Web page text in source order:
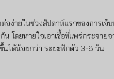
ง่ายในช่วงสัปดาห์แรกของการเจ็
ดยหายใจเอาเชื้อที่แพร่กระจาย
นได้น้อยกว่า ระยะฟักตัว 3-6 วัน